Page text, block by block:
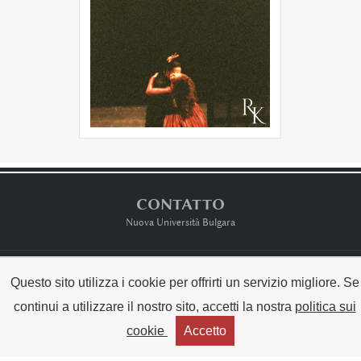
CONTATTO
Nuova Università Bulgara
Copyright © Raina Kabaivanska & NBU
  Created by:
Questo sito utilizza i cookie per offrirti un servizio migliore. Se
continui a utilizzare il nostro sito, accetti la nostra politica sui
cookie
Accetto